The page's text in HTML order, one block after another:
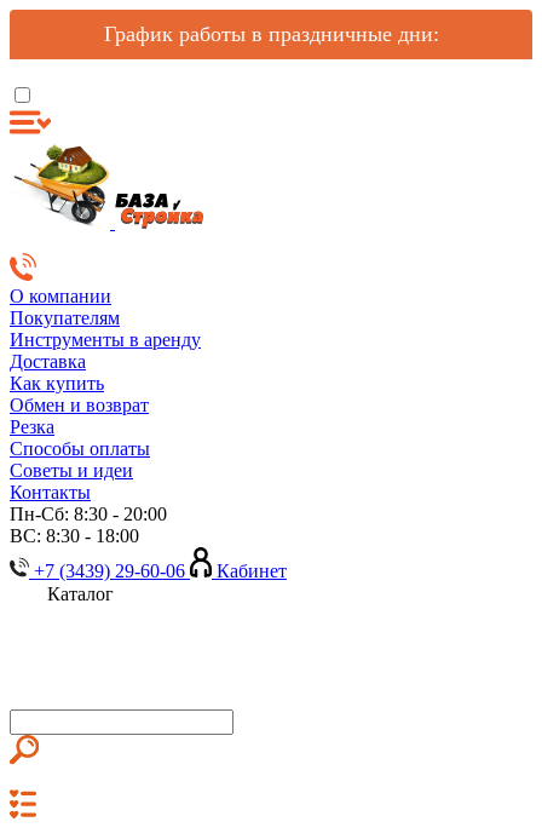
График работы в праздничные дни:
О компании
Покупателям
Инструменты в аренду
Доставка
Как купить
Обмен и возврат
Резка
Способы оплаты
Советы и идеи
Контакты
Пн-Сб: 8:30 - 20:00
ВС: 8:30 - 18:00
+7 (3439) 29-60-06
Кабинет
Каталог